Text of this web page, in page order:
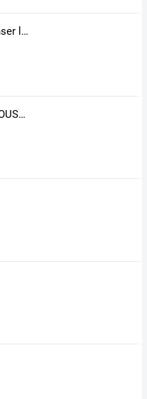
Terpsi - faire danser les aiguilles
MES PETITES COUSETTES